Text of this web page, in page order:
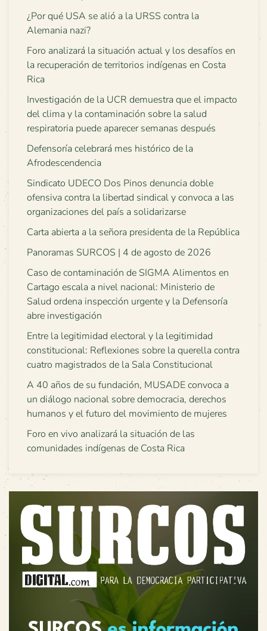
¿Por qué USA se alió a la URSS contra la
Alemania nazi?
Foro analizará la situación actual y los desafíos en
la recuperación de territorios indígenas en Costa
Rica
Investigación de la UCR demuestra que el impacto
del clima y la contaminación sobre la salud
respiratoria puede aparecer semanas después
Defensoría celebrará mes histórico de la
Afrodescendencia
Sindicato UDECO Dos Pinos denuncia doble
ofensiva contra la libertad sindical y convoca a las
organizaciones del país a solidarizarse
Carta abierta a la señora presidenta de la República
Panoramas SURCOS | 4 de agosto de 2026
Caso de contaminación de SIGMA Alimentos en
Cartago escala a nivel nacional: Ministerio de
Salud ordena inspección urgente y la Defensoría
abre investigación
Entre la legitimidad electoral y la legitimidad
constitucional: Reflexiones sobre la querella contra
cuatro magistrados de la Sala Constitucional
A 40 años de su fundación, MUSADE convoca a
un diálogo nacional sobre democracia, derechos
humanos y el futuro del movimiento de mujeres
Foro en vivo analizará la situación de las
comunidades indígenas de Costa Rica